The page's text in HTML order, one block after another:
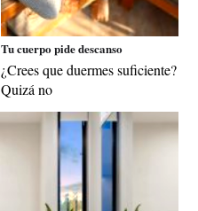
Tu cuerpo pide descanso
¿Crees que duermes suficiente?
Quizá no